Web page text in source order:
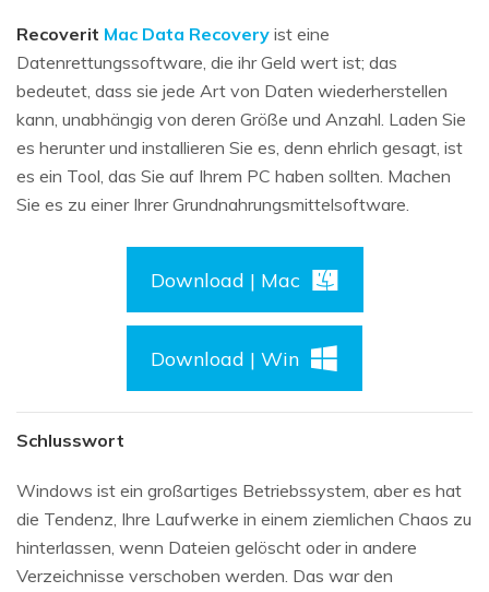
Recoverit Mac Data Recovery ist eine
Datenrettungssoftware, die ihr Geld wert ist; das
bedeutet, dass sie jede Art von Daten wiederherstellen
kann, unabhängig von deren Größe und Anzahl. Laden Sie
es herunter und installieren Sie es, denn ehrlich gesagt, ist
es ein Tool, das Sie auf Ihrem PC haben sollten. Machen
Sie es zu einer Ihrer Grundnahrungsmittelsoftware.
Download | Mac
Download | Win
Schlusswort
Windows ist ein großartiges Betriebssystem, aber es hat
die Tendenz, Ihre Laufwerke in einem ziemlichen Chaos zu
hinterlassen, wenn Dateien gelöscht oder in andere
Verzeichnisse verschoben werden. Das war den